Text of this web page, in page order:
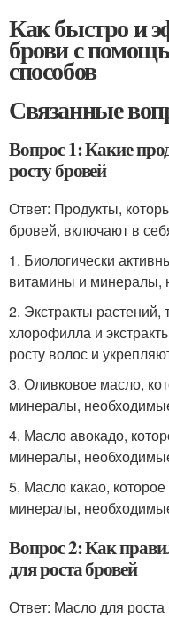
Как быстро и
брови с
способов
Связанные
Вопрос 1: Какие
росту бровей
Ответ: Продукты,
бровей, включают в
1. Биологически
витамины и минералы,
2. Экстракты растений,
хлорофилла и
росту волос и
3. Оливковое масло,
минералы,
4. Масло авокадо,
минералы,
5. Масло какао,
минералы,
Вопрос 2: Как
для роста бровей
Ответ: Масло для